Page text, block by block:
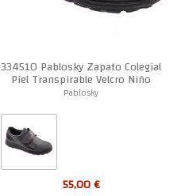
334510 Pablosky Zapato Colegial
Piel Transpirable Velcro Niño
Pablosky
55,00 €